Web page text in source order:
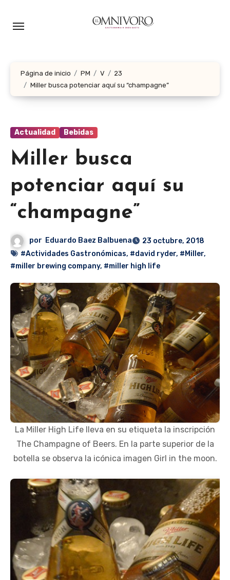
Página de inicio PM V
23
Miller busca potenciar aquí su “champagne”
Actualidad Bebidas
Miller busca
potenciar aquí su
“champagne”
por Eduardo Baez Balbuena
23 octubre, 2018
#Actividades Gastronómicas, #david ryder, #Miller,
#miller brewing company, #miller high life
La Miller High Life lleva en su etiqueta la inscripción
The Champagne of Beers. En la parte superior de la
botella se observa la icónica imagen Girl in the moon.